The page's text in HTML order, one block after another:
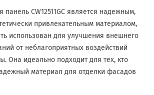
CW12511GC является надежным,
привлекательным материалом,
использован для улучшения внешнего
от неблагоприятных воздействий
Она идеально подходит для тех, кто
материал для отделки фасадов